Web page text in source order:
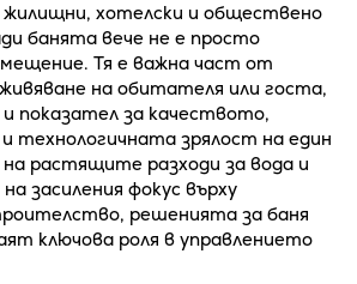
хотелски и обществено
банята вече не е просто
Тя е важна част от
на обитателя или госта,
показател за качеството,
технологичната зрялост на един
растящите разходи за вода и
засиления фокус върху
решенията за баня
ключова роля в управлението